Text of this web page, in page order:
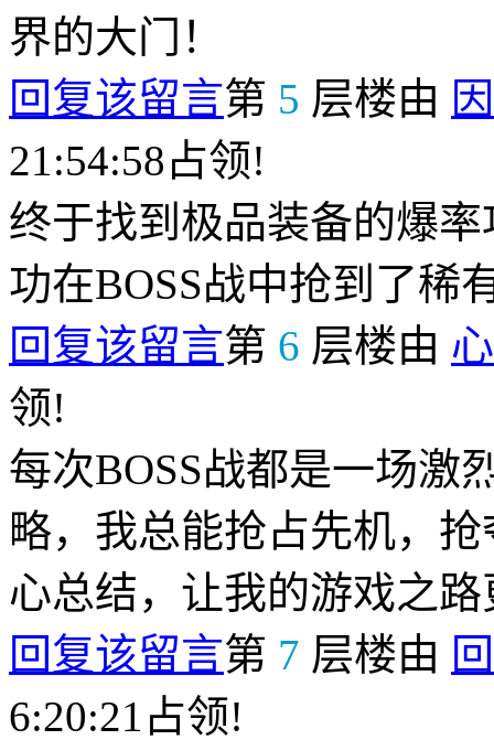
界的大门！
回复该留言第 5 层楼由
21:54:58占领!
终于找到极品装备的爆
功在BOSS战中抢到了稀
回复该留言第 6 层楼由
领!
每次BOSS战都是一场激
略，我总能抢占先机，
心总结，让我的游戏之
回复该留言第 7 层楼由
6:20:21占领!